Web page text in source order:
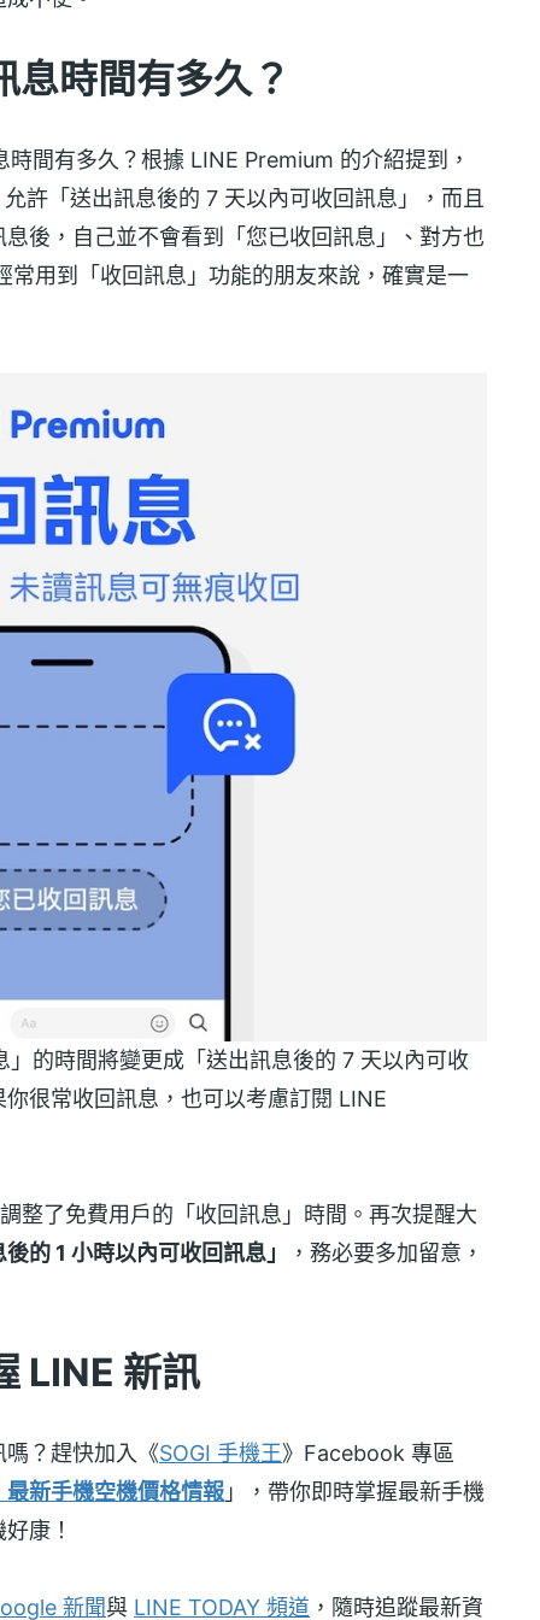
時間有多久？
間有多久？根據 LINE Premium 的介紹提到，
許「送出訊息後的 7 天以內可收回訊息」，而且
後，自己並不會看到「您已收回訊息」、對方也
用到「收回訊息」功能的朋友來說，確實是一
的時間將變更成「送出訊息後的 7 天以內可收
很常收回訊息，也可以考慮訂閱 LINE
整了免費用戶的「收回訊息」時間。再次提醒大
的 1 小時以內可收回訊息」
，務必要多加留意，
LINE 新訊
？趕快加入《SOGI 手機王》Facebook 專區
最新手機空機價格情報 」，帶你即時掌握最新手機
康！
新聞與 LINE TODAY 頻道 ，隨時追蹤最新資